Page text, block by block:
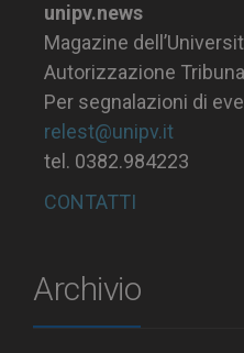
unipv.news
Magazine
Autorizzazione
Per segnalazioni di
relest@unipv.it
tel. 0382.984223
CONTATTI
Archivio